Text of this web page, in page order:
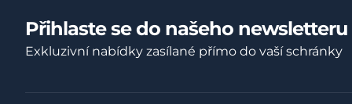
Přihlaste se do našeho newsletteru
Exkluzivní nabídky zasílané přímo do vaší schránky